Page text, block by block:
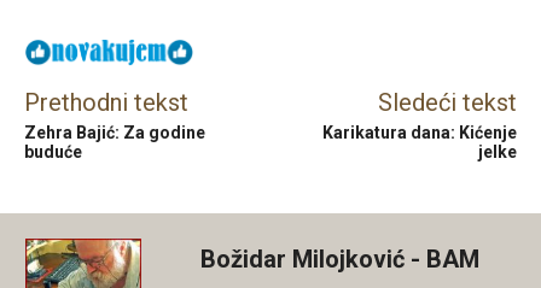
Prethodni tekst
Zehra Bajić: Za godine
buduće
Sledeći tekst
Karikatura dana: Kićenje
jelke
Božidar Milojković - BAM